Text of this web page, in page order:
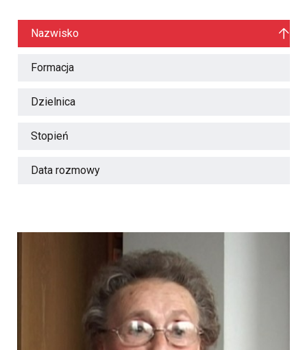
Nazwisko
Formacja
Dzielnica
Stopień
Data rozmowy